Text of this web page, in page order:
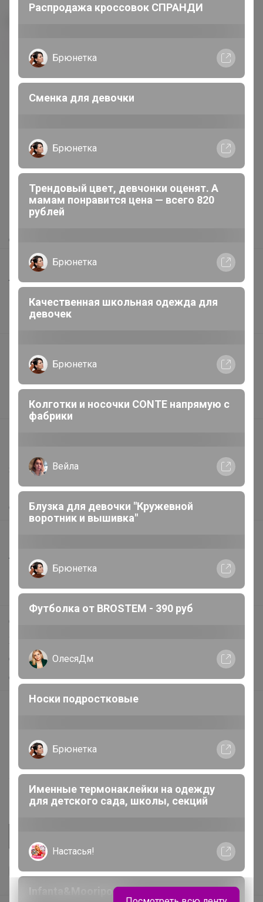
Как здесь все устроено?
Как сделать заказ?
Как получить?
Шоурумы
Торговые марки
Наша команда
В наличии
Реклама на сайте
Поставщикам
Вакансии
Защита покупателя
Помощь
О нас
Анонсы
Новости
Поддержка альпак
Самое выгодное
Самое желанное
Самое быстрое
Начать зарабатывать с 24-ok
Розыгрыш - Генератор случайных чисел
Пульс нашего маркетплейса
Распродажа кроссовок СПРАНДИ
Брюнетка
Сменка для девочки
Брюнетка
Трендовый цвет, девчонки оценят. А
мамам понравится цена — всего 820
рублей
Брюнетка
Качественная школьная одежда для
девочек
Брюнетка
Колготки и носочки CONTE напрямую с
фабрики
Вейла
Блузка для девочки "Кружевной
воротник и вышивка"
Брюнетка
Футболка от BROSTEM - 390 руб
ОлесяДм
Носки подростковые
Брюнетка
Именные термонаклейки на одежду
для детского сада, школы, секций
Настасья!
Infanta&Mooriposh